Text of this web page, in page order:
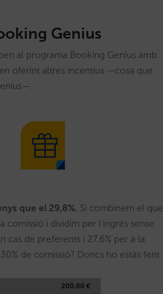
Genius
al programa Booking Genius amb
oferint altres incentius —cosa que
que el 29,8%. Si combinem el que
comissió i dividim per l’ingrés sense
cas de preferents i 27,6% per a la
de comissió? Doncs ho estàs fent